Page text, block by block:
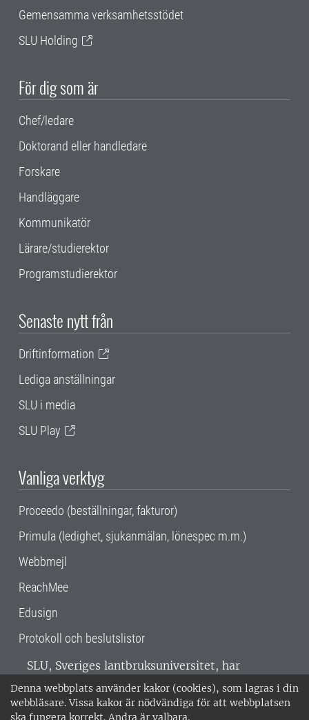
Denna webbplats använder kakor (cookies), som lagras i din
webbläsare. Vissa kakor är nödvändiga för att webbplatsen
ska fungera korrekt. Andra är valbara.
Gemensamma verksamhetsstödet
SLU Holding
För dig som är
Chef/ledare
Doktorand eller handledare
Forskare
Handläggare
Kommunikatör
Lärare/studierektor
Programstudierektor
Senaste nytt från
Driftinformation
Lediga anställningar
SLU i media
SLU Play
Vanliga verktyg
Proceedo (beställningar, fakturor)
Primula (ledighet, sjukanmälan, lönespec m.m.)
Webbmejl
ReachMee
Edusign
Protokoll och beslutslistor
SLU, Sveriges lantbruksuniversitet, har
verksamhet över hela Sverige. Huvudorter är
Alnarp, Uppsala och Umeå.SLU är
miljöcertifierat enligt ISO 14001. •